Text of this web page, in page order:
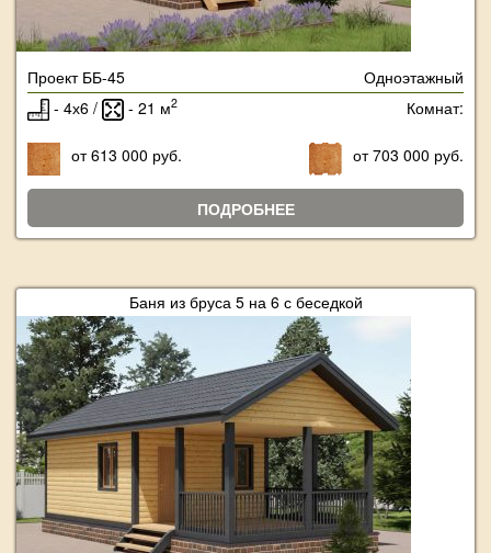
Проект ББ-45
Одноэтажный
- 4х6 /
- 21 м2 Комнат:
от 613 000 руб. от 703 000 руб.
ПОДРОБНЕЕ
Баня из бруса 5 на 6 с беседкой